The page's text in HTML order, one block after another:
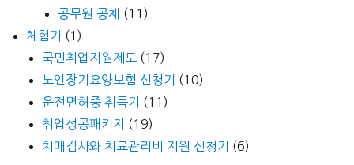
공무원 공채 (11)
체험기
(1)
국민취업지원제도 (17)
노인장기요양보험 신청기
(10)
운전면허증 취득기
(11)
취업성공패키지
(19)
치매검사와 치료관리비 지원 신청기
(6)